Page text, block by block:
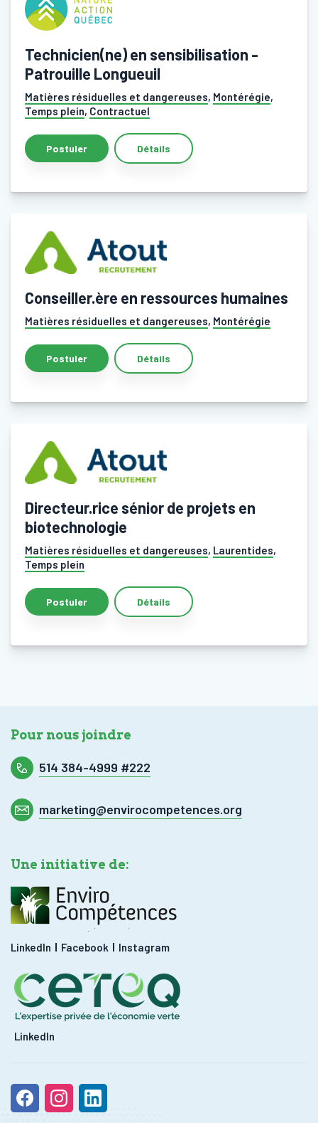
Technicien(ne) en sensibilisation -
Patrouille Longueuil
Matières résiduelles et dangereuses, Montérégie,
Temps plein, Contractuel
Détails
Conseiller.ère en ressources humaines
Matières résiduelles et dangereuses, Montérégie
Détails
Directeur.rice sénior de projets en
biotechnologie
Matières résiduelles et dangereuses, Laurentides,
Temps plein
Détails
Pour nous joindre
514 384-4999 #222
marketing@envirocompetences.org
Une initiative de:
LinkedIn Facebook Instagram
LinkedIn